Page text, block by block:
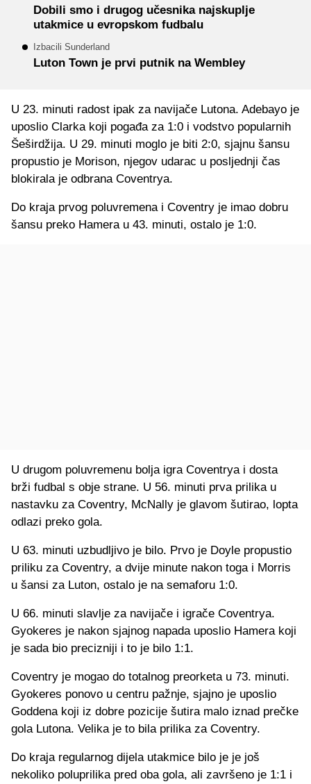
Dobili smo i drugog učesnika najskuplje
utakmice u evropskom fudbalu
Izbacili Sunderland
Luton Town je prvi putnik na Wembley
U 23. minuti radost ipak za navijače Lutona. Adebayo je
uposlio Clarka koji pogađa za 1:0 i vodstvo popularnih
Šeširdžija. U 29. minuti moglo je biti 2:0, sjajnu šansu
propustio je Morison, njegov udarac u posljednji čas
blokirala je odbrana Coventrya.
Do kraja prvog poluvremena i Coventry je imao dobru
šansu preko Hamera u 43. minuti, ostalo je 1:0.
U drugom poluvremenu bolja igra Coventrya i dosta
brži fudbal s obje strane. U 56. minuti prva prilika u
nastavku za Coventry, McNally je glavom šutirao, lopta
odlazi preko gola.
U 63. minuti uzbudljivo je bilo. Prvo je Doyle propustio
priliku za Coventry, a dvije minute nakon toga i Morris
u šansi za Luton, ostalo je na semaforu 1:0.
U 66. minuti slavlje za navijače i igrače Coventrya.
Gyokeres je nakon sjajnog napada uposlio Hamera koji
je sada bio precizniji i to je bilo 1:1.
Coventry je mogao do totalnog preorketa u 73. minuti.
Gyokeres ponovo u centru pažnje, sjajno je uposlio
Goddena koji iz dobre pozicije šutira malo iznad prečke
gola Lutona. Velika je to bila prilika za Coventry.
Do kraja regularnog dijela utakmice bilo je je još
nekoliko poluprilika pred oba gola, ali završeno je 1:1 i